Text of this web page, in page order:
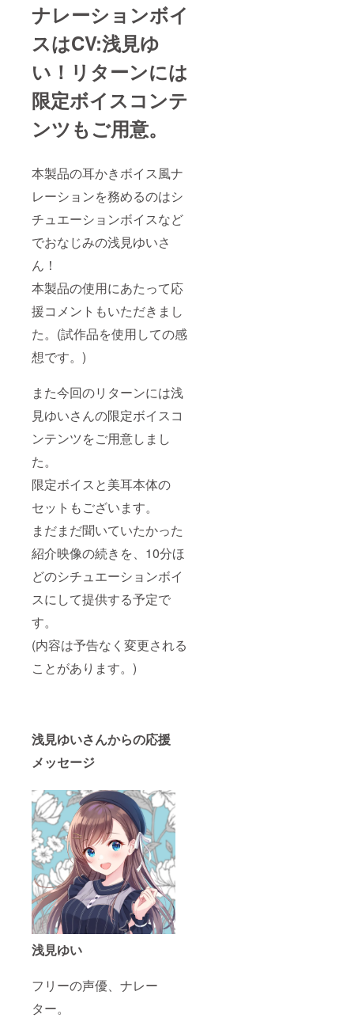
ナレーションボイ
スはCV:浅見ゆ
い！リターンには
限定ボイスコンテ
ンツもご用意。
本製品の耳かきボイス風ナ
レーションを務めるのはシ
チュエーションボイスなど
でおなじみの浅見ゆいさ
ん！
本製品の使用にあたって応
援コメントもいただきまし
た。(試作品を使用しての感
想です。)
また今回のリターンには浅
見ゆいさんの限定ボイスコ
ンテンツをご用意しまし
た。
限定ボイスと美耳本体の
セットもございます。
まだまだ聞いていたかった
紹介映像の続きを、10分ほ
どのシチュエーションボイ
スにして提供する予定で
す。
(内容は予告なく変更される
ことがあります。)
浅見ゆいさんからの応援
メッセージ
浅見ゆい
フリーの声優、ナレー
ター。